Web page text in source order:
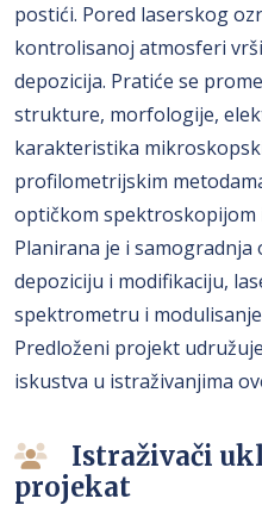
postići. Pored laserskog
kontrolisanoj atmosferi
depozicija. Pratiće se
strukture, morfologije,
karakteristika
profilometrijskim
optičkom spektroskopijom
Planirana je i samogradnja
depoziciju i modifikaciju,
spektrometru i
Predloženi projekt
iskustva u istraživanjima
Istraživači
projekat